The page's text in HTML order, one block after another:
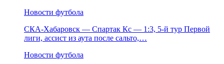
Новости футбола
СКА-Хабаровск — Спартак Кс — 1:3, 5-й тур Первой
лиги, ассист из аута после сальто,…
Новости футбола